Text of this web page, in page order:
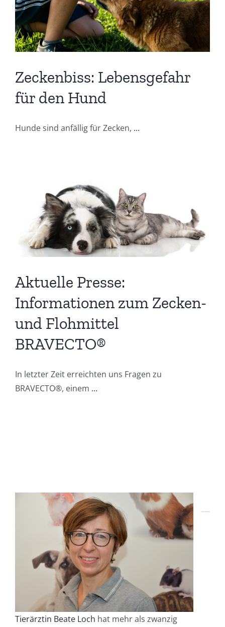
Zeckenbiss: Lebensgefahr
für den Hund
Hunde sind anfällig für Zecken, ...
Aktuelle Presse:
Informationen zum Zecken-
und Flohmittel
BRAVECTO®
In letzter Zeit erreichten uns Fragen zu
BRAVECTO®, einem ...
Tierärztin Beate Loch hat mehr als zwanzig